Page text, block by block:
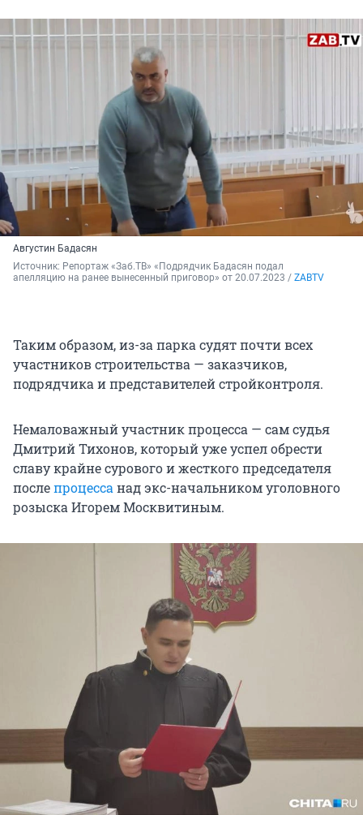
Августин Бадасян
Источник: Репортаж «Заб.ТВ» «Подрядчик Бадасян подал
апелляцию на ранее вынесенный приговор» от 20.07.2023 / ZABTV
Таким образом, из-за парка судят почти всех
участников строительства — заказчиков,
подрядчика и представителей стройконтроля.
Немаловажный участник процесса — сам судья
Дмитрий Тихонов, который уже успел обрести
славу крайне сурового и жесткого председателя
послепроцесса над экс-начальником уголовного
розыска Игорем Москвитиным.